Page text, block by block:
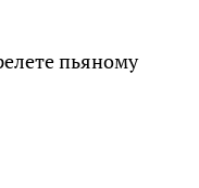
пьяному